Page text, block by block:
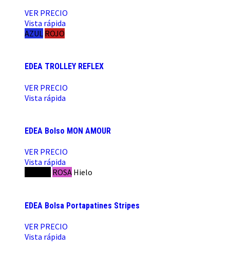
VER PRECIO
Vista rápida
AZUL ROJO
EDEA TROLLEY REFLEX
VER PRECIO
Vista rápida
EDEA Bolso MON AMOUR
VER PRECIO
Vista rápida
ROSA Hielo
EDEA Bolsa Portapatines Stripes
VER PRECIO
Vista rápida